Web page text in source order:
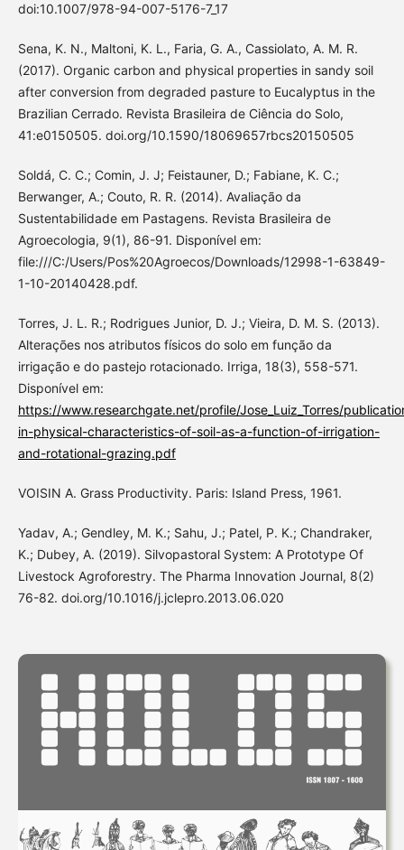
doi:10.1007/978-94-007-5176-7_17
Sena, K. N., Maltoni, K. L., Faria, G. A., Cassiolato, A. M. R.
(2017). Organic carbon and physical properties in sandy soil
after conversion from degraded pasture to Eucalyptus in the
Brazilian Cerrado. Revista Brasileira de Ciência do Solo,
41:e0150505. doi.org/10.1590/18069657rbcs20150505
Soldá, C. C.; Comin, J. J; Feistauner, D.; Fabiane, K. C.;
Berwanger, A.; Couto, R. R. (2014). Avaliação da
Sustentabilidade em Pastagens. Revista Brasileira de
Agroecologia, 9(1), 86-91. Disponível em:
file:///C:/Users/Pos%20Agroecos/Downloads/12998-1-63849-
1-10-20140428.pdf.
Torres, J. L. R.; Rodrigues Junior, D. J.; Vieira, D. M. S. (2013).
Alterações nos atributos físicos do solo em função da
irrigação e do pastejo rotacionado. Irriga, 18(3), 558-571.
Disponível em:
https://www.researchgate.net/profile/Jose_Luiz_Torres/
in-physical-characteristics-of-soil-as-a-function-of-irrigation-
and-rotational-grazing.pdf
VOISIN A. Grass Productivity. Paris: Island Press, 1961.
Yadav, A.; Gendley, M. K.; Sahu, J.; Patel, P. K.; Chandraker,
K.; Dubey, A. (2019). Silvopastoral System: A Prototype Of
Livestock Agroforestry. The Pharma Innovation Journal, 8(2)
76-82. doi.org/10.1016/j.jclepro.2013.06.020